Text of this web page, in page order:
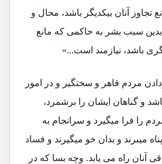
تجاوز آنان بیکدیگر باشد، محال و
بدین سبب بشر به حاکمی که مانع
باشد، نیازمند است...»
مردم قاهر و سختگیر و در امور
و گناهان ایشان را برشمرد،
را فرا میگیرد و سرانجام به
میبرند و بدان خو میگیرند و فساد
آنان راه می یابد. وچه بسا که در